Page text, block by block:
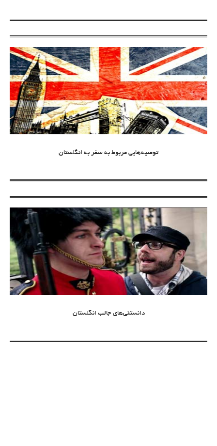
توصیه‌هایی مربوط به سفر به انگلستان
دانستنی‌های جالب انگلستان